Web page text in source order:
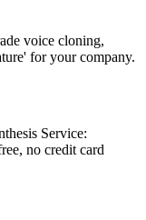
voice cloning,
for your company.
Service:
no credit card